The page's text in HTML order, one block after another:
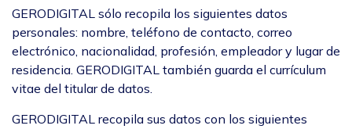
GERODIGITAL sólo recopila los siguientes datos
personales: nombre, teléfono de contacto, correo
electrónico, nacionalidad, profesión, empleador y lugar de
residencia. GERODIGITAL también guarda el currículum
vitae del titular de datos.
GERODIGITAL recopila sus datos con los siguientes